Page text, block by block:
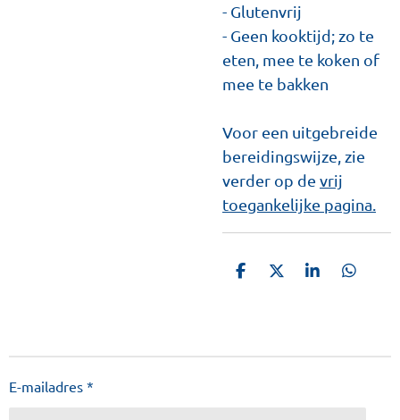
- Glutenvrij
- Geen kooktijd; zo te
eten, mee te koken of
mee te bakken
Voor een uitgebreide
bereidingswijze, zie
verder op de vrij
toegankelijke pagina.
D
D
S
D
E-mailadres *